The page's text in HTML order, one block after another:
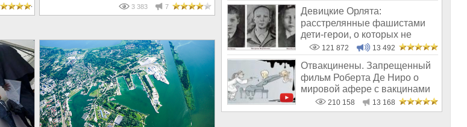
в 90-
3 383 7
Девицкие Орлята:
расстрелянные фашистами
дети-герои, о которых не
рассказывают в шк
121 872 13 492
Отвакцинены. Запрещенный
фильм Роберта Де Ниро о
мировой афере с вакцинами
210 158 13 168